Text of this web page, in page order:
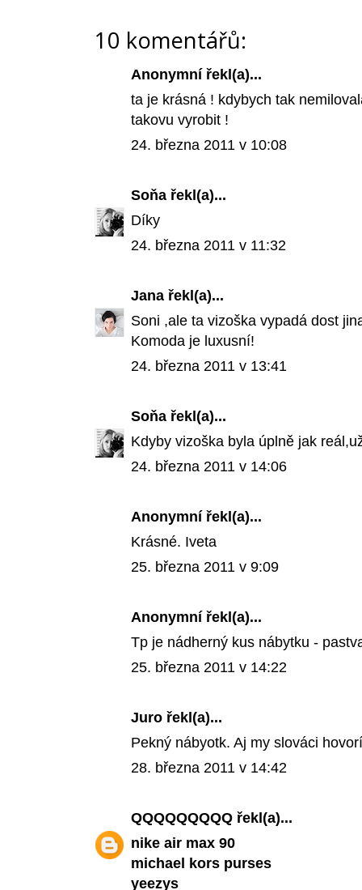
10 komentářů:
Anonymní řekl(a)...
ta je krásná ! kdybych tak
takovu vyrobit !
24. března 2011 v 10:08
Soňa řekl(a)...
Díky
24. března 2011 v 11:32
Jana řekl(a)...
Soni ,ale ta vizoška vypadá dost
Komoda je luxusní!
24. března 2011 v 13:41
Soňa řekl(a)...
Kdyby vizoška byla úplně jak
24. března 2011 v 14:06
Anonymní řekl(a)...
Krásné. Iveta
25. března 2011 v 9:09
Anonymní řekl(a)...
Tp je nádherný kus nábytku -
25. března 2011 v 14:22
Juro řekl(a)...
Pekný nábyotk. Aj my slováci
28. března 2011 v 14:42
QQQQQQQQQ řekl(a)...
nike air max 90
michael kors purses
yeezys